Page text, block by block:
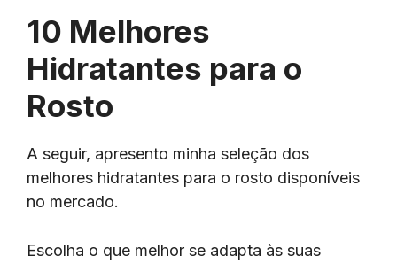
10 Melhores
Hidratantes para o
Rosto
A seguir, apresento minha seleção dos
melhores hidratantes para o rosto disponíveis
no mercado.
Escolha o que melhor se adapta às suas